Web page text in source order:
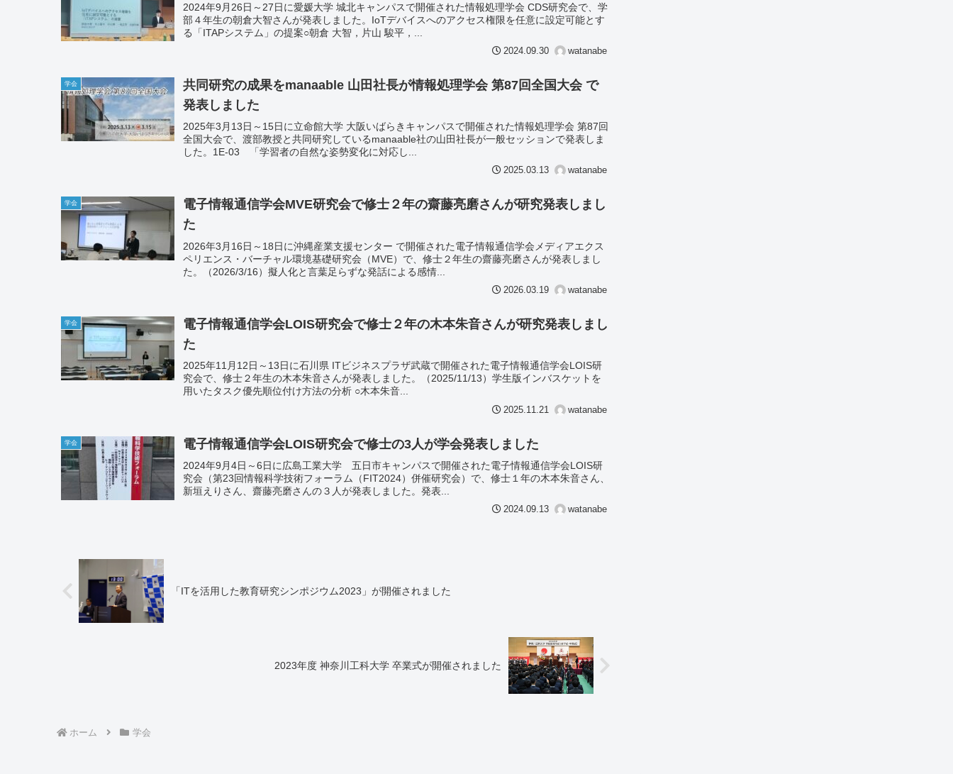
2024年9月26日～27日に愛媛大学 城北キャンパスで開催された情報処理学会 CDS研究会で、学
部４年生の朝倉大智さんが発表しました。IoTデバイスへのアクセス権限を任意に設定可能とす
る「ITAPシステム」の提案○朝倉 大智，片山 駿平，...
2024.09.30 watanabe
学会
共同研究の成果をmanaable 山田社長が情報処理学会 第87回全国大会 で
発表しました
2025年3月13日～15日に立命館大学 大阪いばらきキャンパスで開催された情報処理学会 第87回
全国大会で、渡部教授と共同研究しているmanaable社の山田社長が一般セッションで発表しま
した。1E-03 「学習者の自然な姿勢変化に対応し...
2025.03.13 watanabe
学会
電子情報通信学会MVE研究会で修士２年の齋藤亮磨さんが研究発表しまし
た
2026年3月16日～18日に沖縄産業支援センター で開催された電子情報通信学会メディアエクス
ペリエンス・バーチャル環境基礎研究会（MVE）で、修士２年生の齋藤亮磨さんが発表しまし
た。（2026/3/16）擬人化と言葉足らずな発話による感情...
2026.03.19 watanabe
学会
電子情報通信学会LOIS研究会で修士２年の木本朱音さんが研究発表しまし
た
2025年11月12日～13日に石川県 ITビジネスプラザ武蔵で開催された電子情報通信学会LOIS研
究会で、修士２年生の木本朱音さんが発表しました。（2025/11/13）学生版インバスケットを
用いたタスク優先順位付け方法の分析 ○木本朱音...
2025.11.21 watanabe
学会 電子情報通信学会LOIS研究会で修士の3人が学会発表しました
2024年9月4日～6日に広島工業大学 五日市キャンパスで開催された電子情報通信学会LOIS研
究会（第23回情報科学技術フォーラム（FIT2024）併催研究会）で、修士１年の木本朱音さん、
新垣えりさん、齋藤亮磨さんの３人が発表しました。発表...
2024.09.13 watanabe
「ITを活用した教育研究シンポジウム2023」が開催されました
2023年度 神奈川工科大学 卒業式が開催されました
ホーム 学会